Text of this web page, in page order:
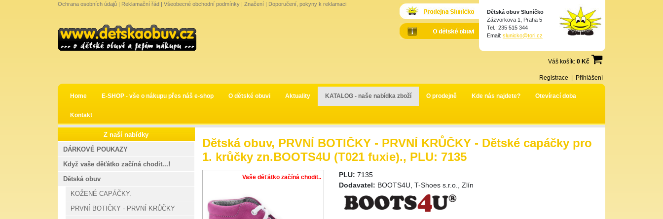
Ochrana osobních údajů | Reklamační řád | Všeobecné obchodní podmínky | Značení | Doporučení, pokyny k reklamaci
Dětská obuv Sluníčko
Zázvorkova 1, Praha 5
Tel.: 235 515 344
Email: slunicko@tori.cz
Váš košík: 0 Kč
Registrace Přihlášení
Home E-SHOP - vše o nákupu přes náš e-shop O dětské obuvi Aktuality KATALOG - naše nabídka zboží O prodejně Kde nás najdete? Otevírací doba
Kontakt
Dětská obuv, PRVNÍ BOTIČKY - PRVNÍ KRŮČKY - Dětské capáčky pro
1. krůčky zn.BOOTS4U (T021 fuxie)., PLU: 7135
Vaše děťátko začíná chodit.. PLU: 7135
Dodavatel: BOOTS4U, T-Shoes s.r.o., Zlín
Z naší nabídky
DÁRKOVÉ POUKAZY
Když vaše děťátko začíná chodit...!
Dětská obuv
KOŽENÉ CAPÁČKY.
PRVNÍ BOTIČKY - PRVNÍ KRŮČKY